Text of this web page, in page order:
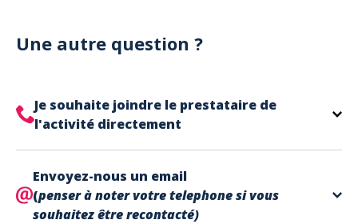
Cependant, nous avons l'office de tourisme de Fréjus
et de Saint Raphaël qui acceptent les chèques
A noter que la réservation est prise en compte
uniquement une fois le paiement effectué.
Une autre question ?
Je souhaite joindre le prestataire de
l'activité directement
trouve directement sur votre billet,
dans la partie contact.
Envoyez-nous un email
(penser à noter votre telephone si vous
souhaitez être recontacté)